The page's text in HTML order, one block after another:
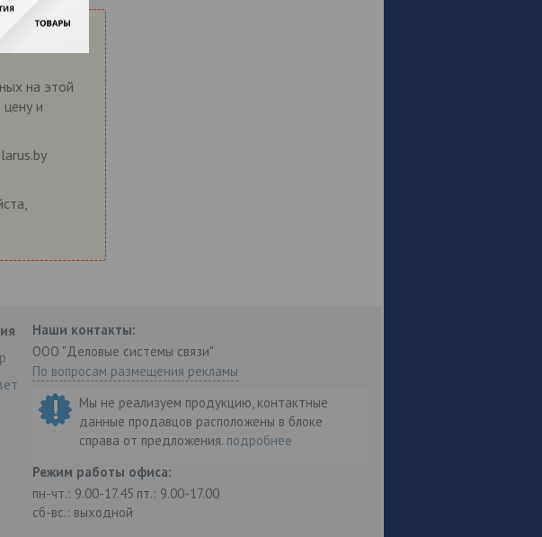
на этой
и
Наши контакты:
ООО "Деловые системы связи"
По вопросам размещения рекламы
Мы не реализуем продукцию, контактные
данные продавцов расположены в блоке
справа от предложения. подробнее
Режим работы офиса:
пн-чт.: 9.00-17.45 пт.: 9.00-17.00
сб-вс.: выходной